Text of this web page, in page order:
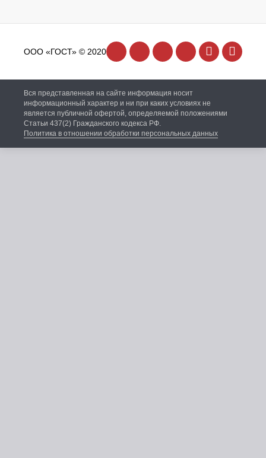
ООО «ГОСТ» © 2020
Вся представленная на сайте информация носит
информационный характер и ни при каких условиях не
является публичной офертой, определяемой положениями
Статьи 437(2) Гражданского кодекса РФ.
Политика в отношении обработки персональных данных